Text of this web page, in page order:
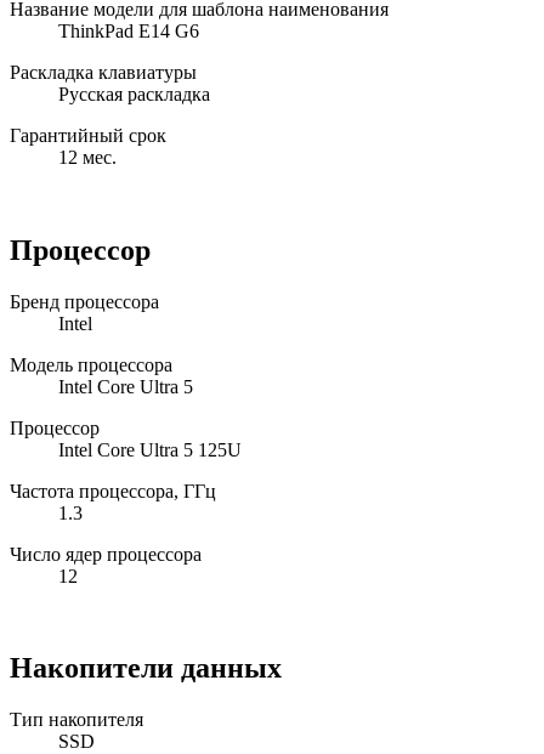
Название модели для шаблона наименования
ThinkPad E14 G6
Раскладка клавиатуры
Русская раскладка
Гарантийный срок
12 мес.
Процессор
Бренд процессора
Intel
Модель процессора
Intel Core Ultra 5
Процессор
Intel Core Ultra 5 125U
Частота процессора, ГГц
1.3
Число ядер процессора
12
Накопители данных
Тип накопителя
SSD